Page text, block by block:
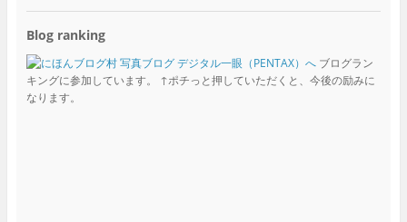
Blog ranking
ブログラン
キングに参加しています。 ↑ポチっと押していただくと、今後の励みに
なります。